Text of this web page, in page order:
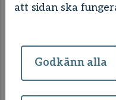
En stor fördel
Gustafsberg,
lättillgängligt för
att sidan ska
Godkänn alla